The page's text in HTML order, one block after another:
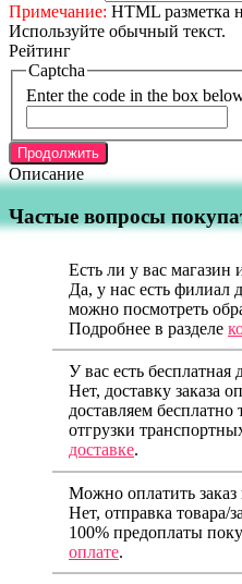
Примечание: HTML разметка
Используйте обычный текст.
Рейтинг
Captcha
Enter the code in the box
Продолжить
Описание
Частые вопросы
Есть ли у вас
Да, у нас есть филиал
можно посмотреть
Подробнее в разделе
У вас есть бесплатная
Нет, доставку заказа
доставляем бесплатно
отгрузки
доставке.
Можно оплатить
Нет, отправка товара/
100% предоплаты
оплате.